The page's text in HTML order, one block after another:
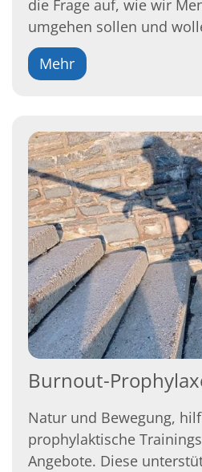
die Frage auf, wie wir
umgehen sollen und
Mehr
Burnout-
Natur und Bewegung,
prophylaktische
Angebote. Diese